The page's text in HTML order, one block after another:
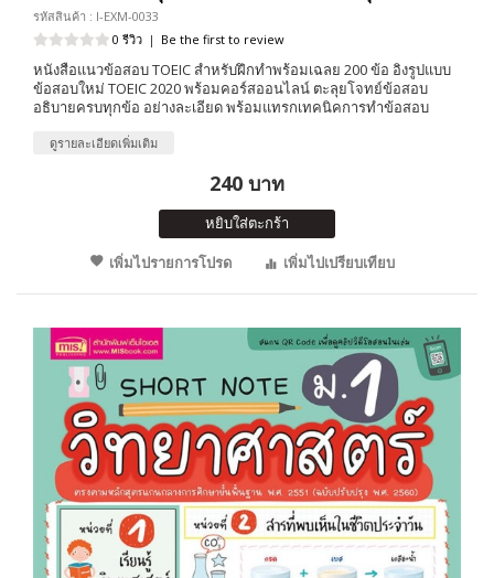
รหัสสินค้า : I-EXM-0033
0 รีวิว | Be the first to review
หนังสือแนวข้อสอบ TOEIC สำหรับฝึกทำพร้อมเฉลย 200 ข้อ อิงรูปแบบ
ข้อสอบใหม่ TOEIC 2020 พร้อมคอร์สออนไลน์ ตะลุยโจทย์ข้อสอบ
อธิบายครบทุกข้อ อย่างละเอียด พร้อมแทรกเทคนิคการทำข้อสอบ
ดูรายละเอียดเพิ่มเติม
240 บาท
หยิบใส่ตะกร้า
เพิ่มไปรายการโปรด
เพิ่มไปเปรียบเทียบ